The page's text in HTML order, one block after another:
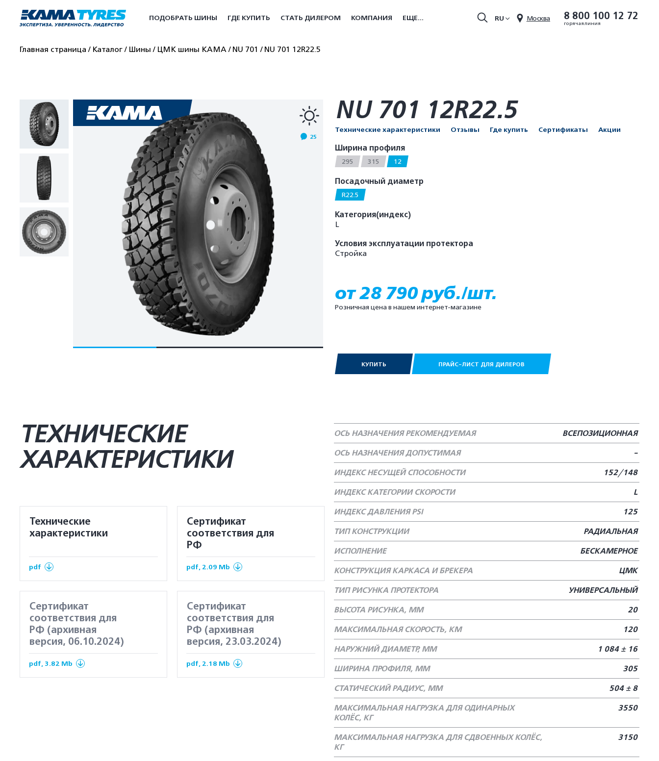
8 800 100 12 72
горячая линия
Москва
RU
ПОДОБРАТЬ ШИНЫ ГДЕ КУПИТЬ СТАТЬ ДИЛЕРОМ КОМПАНИЯ ЕЩЕ...
Главная страница Каталог Шины ЦМК шины КАМА NU 701 NU 701 12R22.5
25
NU 701 12R22.5
Технические характеристики Отзывы Где купить Сертификаты Акции
Ширина профиля
295 315 12
Посадочный диаметр
R22.5
Категория(индекс)
L
Условия эксплуатации протектора
Стройка
от 28 790 руб./шт.
Розничная цена в нашем интернет-магазине
КУПИТЬ ПРАЙС-ЛИСТ ДЛЯ ДИЛЕРОВ
ТЕХНИЧЕСКИЕ
ХАРАКТЕРИСТИКИ
Технические
характеристики
pdf
Сертификат
соответствия для
РФ
pdf, 2.09 Mb
Сертификат
соответствия для
РФ (архивная
версия, 06.10.2024)
pdf, 3.82 Mb
Сертификат
соответствия для
РФ (архивная
версия, 23.03.2024)
pdf, 2.18 Mb
ОСЬ НАЗНАЧЕНИЯ РЕКОМЕНДУЕМАЯ
ВСЕПОЗИЦИОННАЯ
ОСЬ НАЗНАЧЕНИЯ ДОПУСТИМАЯ
-
ИНДЕКС НЕСУЩЕЙ СПОСОБНОСТИ
152/148
ИНДЕКС КАТЕГОРИИ СКОРОСТИ
L
ИНДЕКС ДАВЛЕНИЯ PSI
125
ТИП КОНСТРУКЦИИ
РАДИАЛЬНАЯ
ИСПОЛНЕНИЕ
БЕСКАМЕРНОЕ
КОНСТРУКЦИЯ КАРКАСА И БРЕКЕРА
ЦМК
ТИП РИСУНКА ПРОТЕКТОРА
УНИВЕРСАЛЬНЫЙ
ВЫСОТА РИСУНКА, ММ
20
МАКСИМАЛЬНАЯ СКОРОСТЬ, КМ
120
НАРУЖНИЙ ДИАМЕТР, ММ
1 084 ± 16
ШИРИНА ПРОФИЛЯ, ММ
305
СТАТИЧЕСКИЙ РАДИУС, ММ
504 ± 8
МАКСИМАЛЬНАЯ НАГРУЗКА ДЛЯ ОДИНАРНЫХ
КОЛЁС, КГ
3550
МАКСИМАЛЬНАЯ НАГРУЗКА ДЛЯ СДВОЕННЫХ КОЛЁС,
КГ
3150